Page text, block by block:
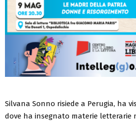
Silvana Sonno risiede a Perugia, ha
dove ha insegnato materie letterarie